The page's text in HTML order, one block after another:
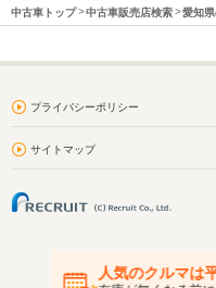
中古車トップ 中古車販売店検索 愛知
プライバシーポリシー
サイトマップ
人気のクルマは